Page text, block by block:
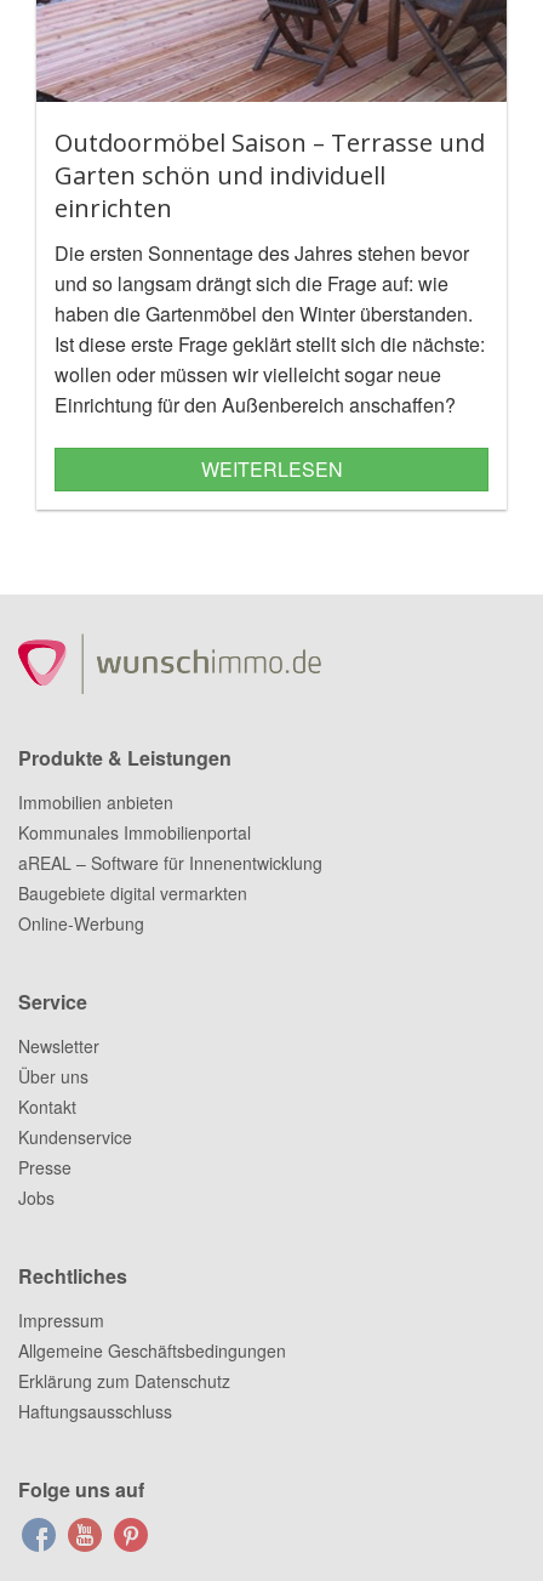
Outdoormöbel Saison – Terrasse und
Garten schön und individuell
einrichten
Die ersten Sonnentage des Jahres stehen bevor
und so langsam drängt sich die Frage auf: wie
haben die Gartenmöbel den Winter überstanden.
Ist diese erste Frage geklärt stellt sich die nächste:
wollen oder müssen wir vielleicht sogar neue
Einrichtung für den Außenbereich anschaffen?
WEITERLESEN
Produkte & Leistungen
Immobilien anbieten
Kommunales Immobilienportal
aREAL – Software für Innenentwicklung
Baugebiete digital vermarkten
Online-Werbung
Service
Newsletter
Über uns
Kontakt
Kundenservice
Presse
Jobs
Rechtliches
Impressum
Allgemeine Geschäftsbedingungen
Erklärung zum Datenschutz
Haftungsausschluss
Folge uns auf